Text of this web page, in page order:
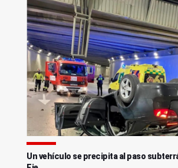
Un vehículo se precipita al paso